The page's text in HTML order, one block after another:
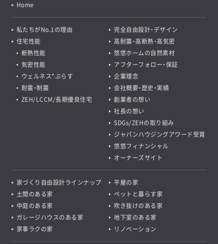
Home
私たちがNo.1の理由
完全自由設計・デザイン
住宅性能
断熱性能
気密性能
ウェルネス*ぷらす
耐震・制震
ZEH/LCCM/長期優良住宅
高耐震・高断熱・高気密
悠悠ホームの自然素材
アフターフォロー・保証
企業理念
会社概要・歴史・実績
創業者の想い
社長の想い
SDGs/ZEHの取り組み
ジャパンハウジングアワード受賞
悠悠フィナンシャル
オーナーズサイト
家づくり自由設計ラインナップ
平屋の家
土間のある家
ペットと暮らす家
中庭のある家
吹き抜けのある家
ガレージハウスのある家
地下室のある家
家事ラクの家
リノベーション